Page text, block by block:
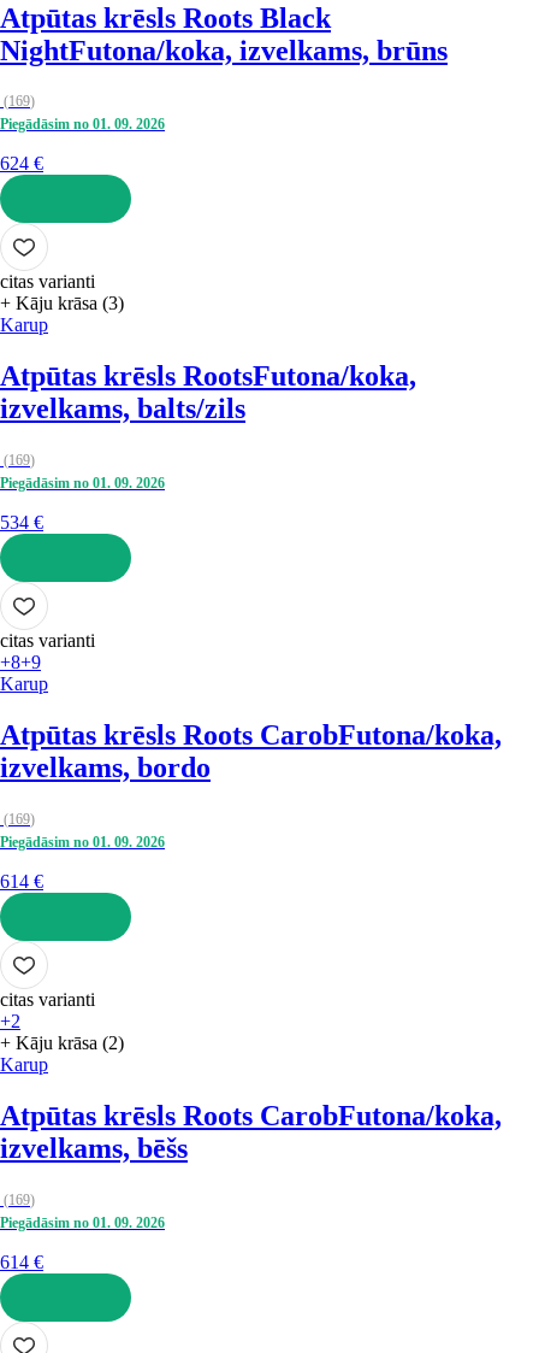
Atpūtas krēsls Roots Black
NightFutona/koka, izvelkams, brūns
(169)
Piegādāsim no 01. 09. 2026
624 €
LIKT GROZĀ
citas varianti
+ Kāju krāsa (3)
Karup
Atpūtas krēsls RootsFutona/koka,
izvelkams, balts/zils
(169)
Piegādāsim no 01. 09. 2026
534 €
LIKT GROZĀ
citas varianti
+8+9
Karup
Atpūtas krēsls Roots CarobFutona/koka,
izvelkams, bordo
(169)
Piegādāsim no 01. 09. 2026
614 €
LIKT GROZĀ
citas varianti
+2
+ Kāju krāsa (2)
Karup
Atpūtas krēsls Roots CarobFutona/koka,
izvelkams, bēšs
(169)
Piegādāsim no 01. 09. 2026
614 €
LIKT GROZĀ